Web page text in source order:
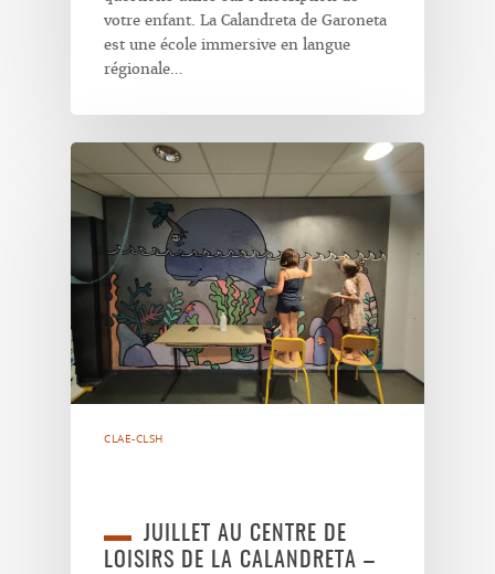
votre enfant. La Calandreta de Garoneta
est une école immersive en langue
régionale…
CLAE-CLSH
JUILLET AU CENTRE DE
LOISIRS DE LA CALANDRETA –